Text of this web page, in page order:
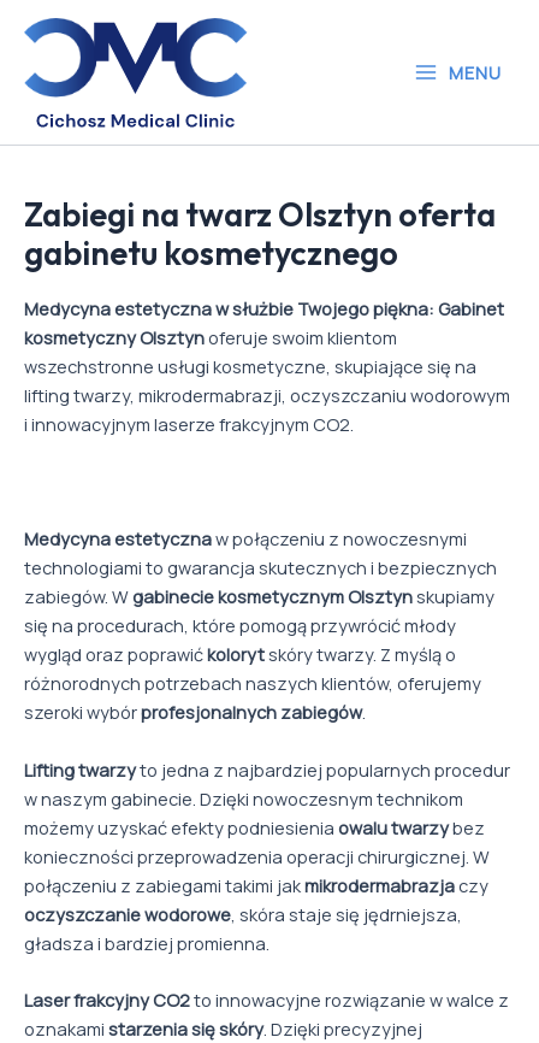
content
Menu
MENU
Zabiegi na twarz Olsztyn oferta
gabinetu kosmetycznego
Medycyna estetyczna w służbie Twojego piękna: Gabinet
kosmetyczny Olsztyn oferuje swoim klientom
wszechstronne usługi kosmetyczne, skupiające się na
lifting twarzy, mikrodermabrazji, oczyszczaniu wodorowym
i innowacyjnym laserze frakcyjnym CO2.
Medycyna estetycznaw połączeniu z nowoczesnymi
technologiami to gwarancja skutecznych i bezpiecznych
zabiegów. Wgabinecie kosmetycznym Olsztynskupiamy
się na procedurach, które pomogą przywrócić młody
wygląd oraz poprawićkolorytskóry twarzy. Z myślą o
różnorodnych potrzebach naszych klientów, oferujemy
szeroki wybórprofesjonalnych zabiegów.
Lifting twarzyto jedna z najbardziej popularnych procedur
w naszym gabinecie. Dzięki nowoczesnym technikom
możemy uzyskać efekty podniesienia owalu twarzybez
konieczności przeprowadzenia operacji chirurgicznej. W
połączeniu z zabiegami takimi jakmikrodermabrazja czy
oczyszczanie wodorowe , skóra staje się jędrniejsza,
gładsza i bardziej promienna.
Laser frakcyjny CO2to innowacyjne rozwiązanie w walce z
oznakami starzenia się skóry. Dzięki precyzyjnej